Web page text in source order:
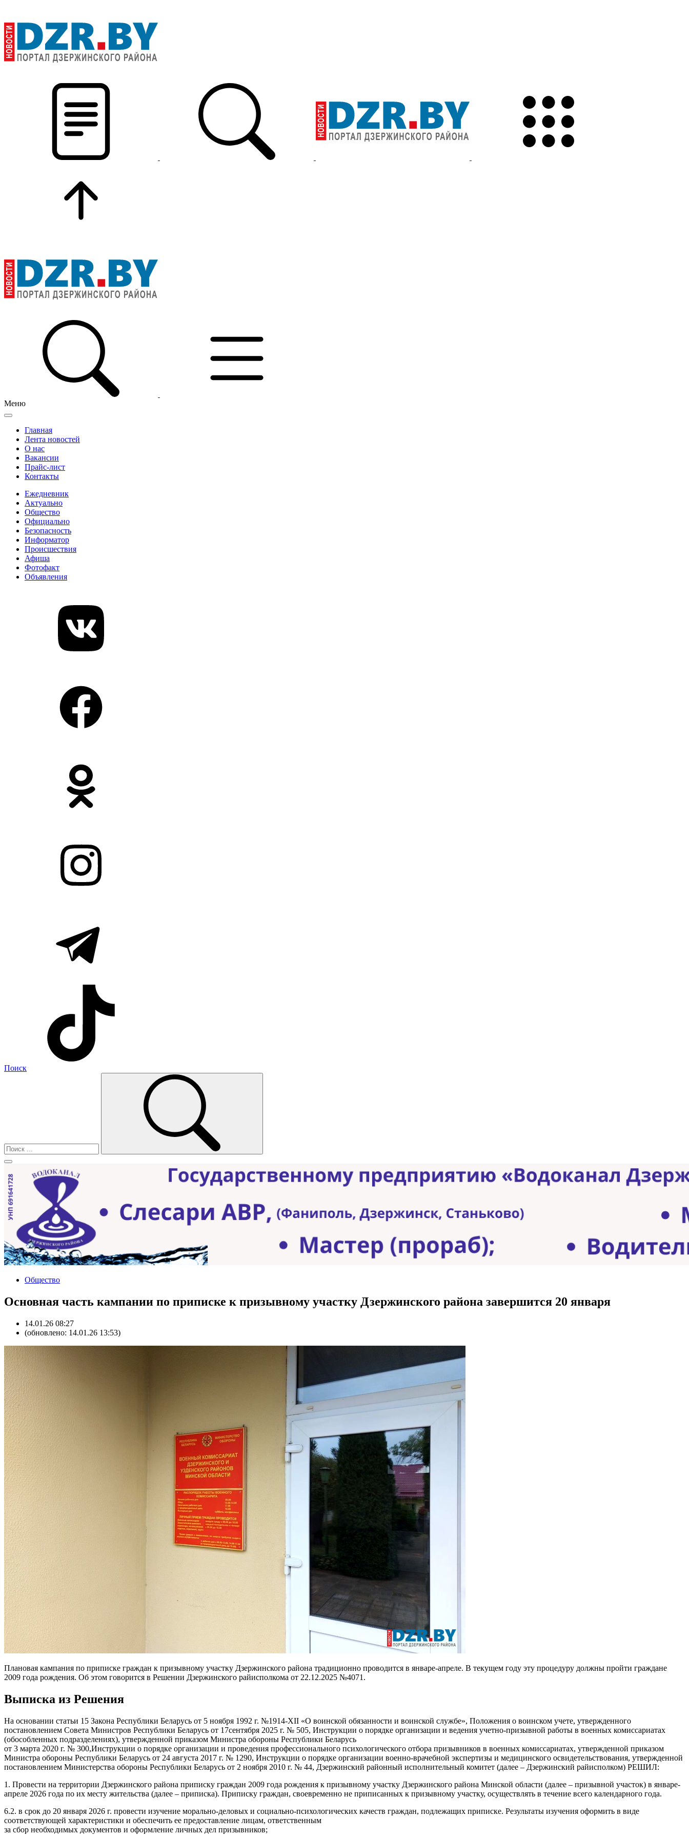
Меню
Главная
Лента новостей
О нас
Вакансии
Прайс-лист
Контакты
Ежедневник
Актуально
Общество
Официально
Безопасность
Информатор
Происшествия
Афиша
Фотофакт
Объявления
Поиск
Общество
Основная часть кампании по приписке к призывному участку Дзержинского района завершится 20 января
14.01.26 08:27
(обновлено: 14.01.26 13:53)
Плановая кампания по приписке граждан к призывному участку Дзержинского района традиционно проводится в январе-апреле. В текущем году эту процедуру должны пройти граждане
2009 года рождения. Об этом говорится в Решении Дзержинского райисполкома от 22.12.2025 №4071.
Выписка из Решения
На основании статьи 15 Закона Республики Беларусь от 5 ноября 1992 г. №1914-XII «О воинской обязанности и воинской службе», Положения о воинском учете, утвержденного
постановлением Совета Министров Республики Беларусь от 17сентября 2025 г. № 505, Инструкции о порядке организации и ведения учетно-призывной работы в военных комиссариатах
(обособленных подразделениях), утвержденной приказом Министра обороны Республики Беларусь
от 3 марта 2020 г. № 300,Инструкции о порядке организации и проведения профессионального психологического отбора призывников в военных комиссариатах, утвержденной приказом
Министра обороны Республики Беларусь от 24 августа 2017 г. № 1290, Инструкции о порядке организации военно-врачебной экспертизы и медицинского освидетельствования, утвержденной
постановлением Министерства обороны Республики Беларусь от 2 ноября 2010 г. № 44, Дзержинский районный исполнительный комитет (далее – Дзержинский райисполком) РЕШИЛ:
1. Провести на территории Дзержинского района приписку граждан 2009 года рождения к призывному участку Дзержинского района Минской области (далее – призывной участок) в январе-
апреле 2026 года по их месту жительства (далее – приписка). Приписку граждан, своевременно не приписанных к призывному участку, осуществлять в течение всего календарного года.
6.2. в срок до 20 января 2026 г. провести изучение морально-деловых и социально-психологических качеств граждан, подлежащих приписке. Результаты изучения оформить в виде
соответствующей характеристики и обеспечить ее предоставление лицам, ответственным
за сбор необходимых документов и оформление личных дел призывников;